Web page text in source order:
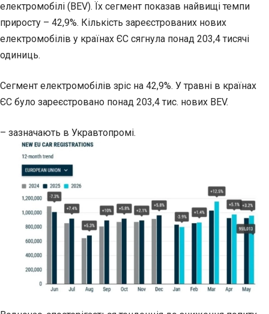
електромобілі (BEV). Їх сегмент показав найвищі темпи
приросту – 42,9%. Кількість зареєстрованих нових
електромобілів у країнах ЄС сягнула понад 203,4 тисячі
одиниць.
Сегмент електромобілів зріс на 42,9%. У травні в країнах
ЄС було зареєстровано понад 203,4 тис. нових BEV.
– зазначають в Укравтопромі.